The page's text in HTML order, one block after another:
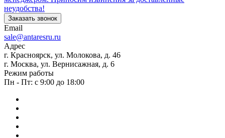
неудобства!
Заказать звонок
Email
sale@antaresru.ru
Адрес
г. Красноярск, ул. Молокова, д. 46
г. Москва, ул. Вернисажная, д. 6
Режим работы
Пн - Пт: с 9:00 до 18:00